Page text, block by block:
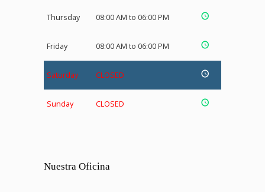
Thursday 08:00 AM to 06:00 PM
Friday 08:00 AM to 06:00 PM
Saturday CLOSED
Sunday CLOSED
Nuestra Oficina